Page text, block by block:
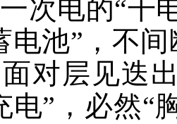
次电的“干
电池”，不
对层见迭
电”，必然“